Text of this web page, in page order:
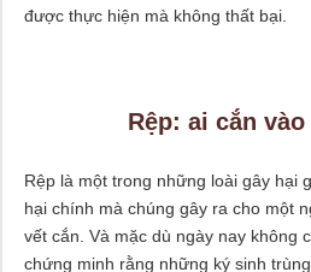
được thực hiện mà không thất bại.
Rệp: ai cắn
Rệp là một trong những loài gây hại
hại chính mà chúng gây ra cho một
vết cắn. Và mặc dù ngày nay không
chứng minh rằng những ký sinh